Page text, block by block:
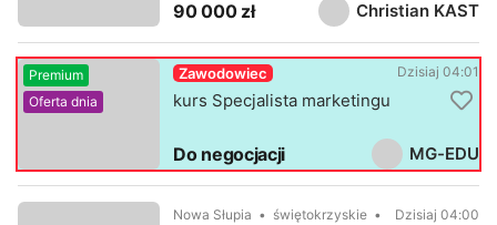
Christian KAST
90 000 zł
MG-EDU
Premium
Oferta dnia
Zawodowiec Dzisiaj 04:01
kurs Specjalista marketingu
Do negocjacji
Nowa Słupia świętokrzyskie Dzisiaj 04:00